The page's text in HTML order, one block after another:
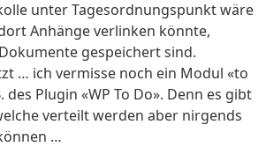
unter Tagesordnungspunkt wäre
Anhänge verlinken könnte,
gespeichert sind.
… ich vermisse noch ein Modul «to
des Plugin «WP To Do». Denn es gibt
verteilt werden aber nirgends
…